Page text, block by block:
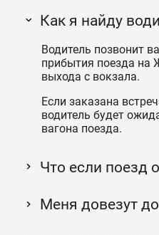
Как я найду
Водитель позвонит
прибытия поезда на
выхода с вокзала.
Если заказана
водитель будет
вагона поезда.
Что если поезд
Меня довезут